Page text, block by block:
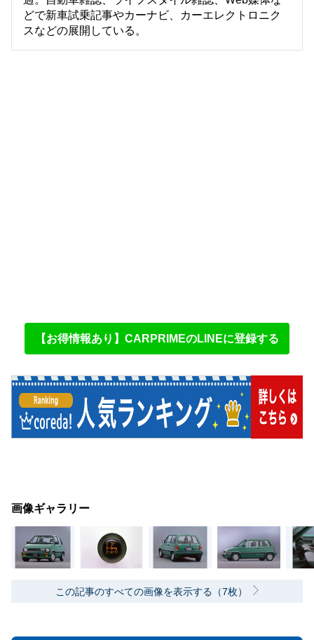
どで新車試乗記事やカーナビ、カーエレクトロニク
スなどの展開している。
【お得情報あり】CARPRIMEのLINEに登録する
画像ギャラリー
この記事のすべての画像を表示する（7枚）